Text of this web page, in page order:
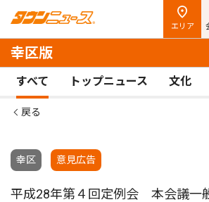
エリア
幸区版
すべて トップニュース 文化
戻る
幸区 意見広告
平成28年第４回定例会 本会議一